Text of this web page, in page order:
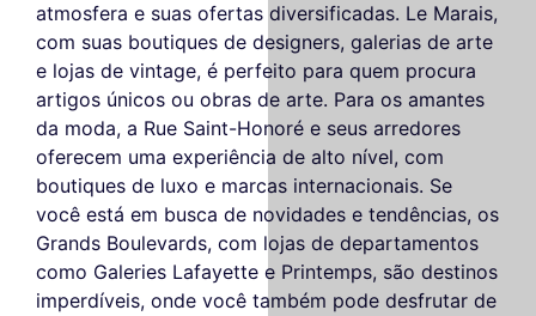
atmosfera e suas ofertas diversificadas. Le Marais,
com suas boutiques de designers, galerias de arte
e lojas de vintage, é perfeito para quem procura
artigos únicos ou obras de arte. Para os amantes
da moda, a Rue Saint-Honoré e seus arredores
oferecem uma experiência de alto nível, com
boutiques de luxo e marcas internacionais. Se
você está em busca de novidades e tendências, os
Grands Boulevards, com lojas de departamentos
como Galeries Lafayette e Printemps, são destinos
imperdíveis, onde você também pode desfrutar de